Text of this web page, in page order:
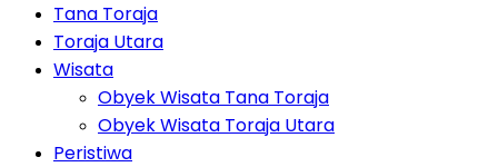
Tana Toraja
Toraja Utara
Wisata
Obyek Wisata Tana Toraja
Obyek Wisata Toraja Utara
Peristiwa